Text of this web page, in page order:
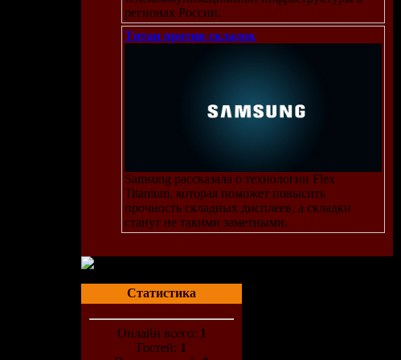
регионах России.
Титан против складок
Samsung рассказала о технологии Flex
Titanium, которая поможет повысить
прочность складных дисплеев, а складки
станут не такими заметными.
Статистика
Онлайн всего: 1
Гостей: 1